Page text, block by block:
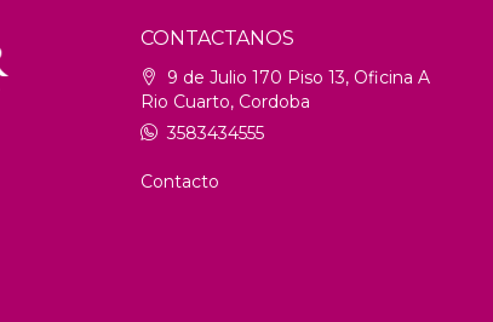
CONTACTANOS
9 de Julio 170 Piso 13, Oficina A
Rio Cuarto, Cordoba
3583434555
Contacto